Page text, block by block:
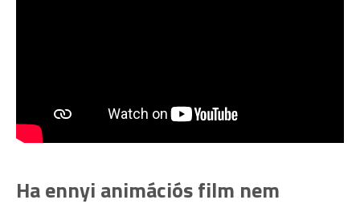
Ha ennyi animációs film nem